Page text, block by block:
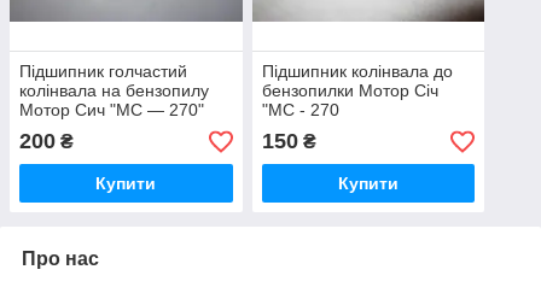
Підшипник голчастий
колінвала на бензопилу
Мотор Сич "МС — 270"
200 ₴
Купити
Підшипник колінвала до
бензопилки Мотор Січ
"МС - 270
150₴
Купити
Про нас